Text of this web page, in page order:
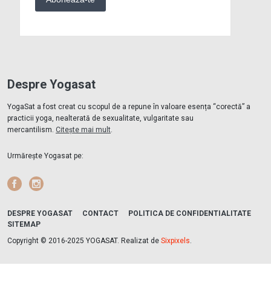
Despre Yogasat
YogaSat a fost creat cu scopul de a repune în valoare esența “corectă” a
practicii yoga, nealterată de sexualitate, vulgaritate sau
mercantilism. Citește mai mult.
Urmărește Yogasat pe:
Facebook
DESPRE YOGASAT CONTACT
POLITICA DE CONFIDENTIALITATE
SITEMAP
Copyright © 2016-2025 YOGASAT. Realizat de Sixpixels.